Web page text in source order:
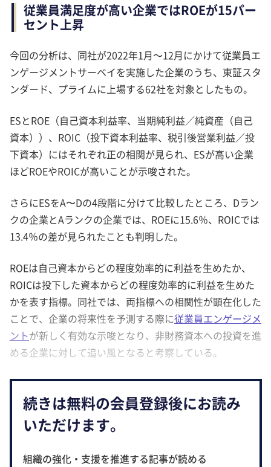
従業員満足度が高い企業ではROEが15パー
セント上昇
今回の分析は、同社が2022年1月～12月にかけて従業員エ
ンゲージメントサーベイを実施した企業のうち、東証スタ
ンダード、プライムに上場する62社を対象としたもの。
ESとROE（自己資本利益率、当期純利益／純資産（自己
資本））、ROIC（投下資本利益率、税引後営業利益／投
下資本）にはそれぞれ正の相関が見られ、ESが高い企業
ほどROEやROICが高いことが示唆された。
さらにESをA〜Dの4段階に分けて比較したところ、Dラン
クの企業とAランクの企業では、ROEに15.6％、ROICでは
13.4％の差が見られたことも判明した。
ROEは自己資本からどの程度効率的に利益を生めたか、
ROICは投下した資本からどの程度効率的に利益を生めた
かを表す指標。同社では、両指標への相関性が顕在化した
ことで、企業の将来性を予測する際に従業員エンゲージメ
ントが新しく有効な示唆となり、非財務資本への投資を進
める企業に対して追い風となると考察している。
続きは無料の会員登録後にお読み
いただけます。
組織の強化・支援を推進する記事が読める